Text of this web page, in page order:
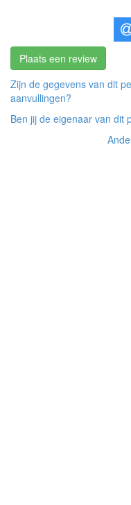
Plaats een review
Zijn de gegevens van dit
aanvullingen?
Ben jij de eigenaar van dit